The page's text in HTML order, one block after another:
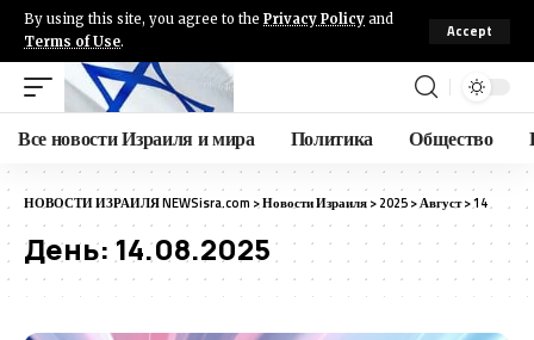
By using this site, you agree to the Privacy Policy and
Terms of Use.
Accept
Все новости Израиля и мира Политика Общество
НОВОСТИ ИЗРАИЛЯ NEWSisra.com >Новости Израиля>2025>Август>14
День:14.08.2025